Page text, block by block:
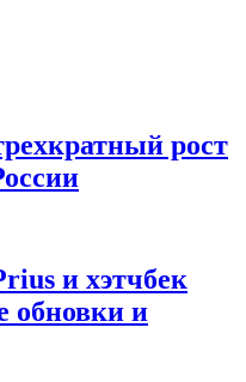
рост
и хэтчбек
обновки и